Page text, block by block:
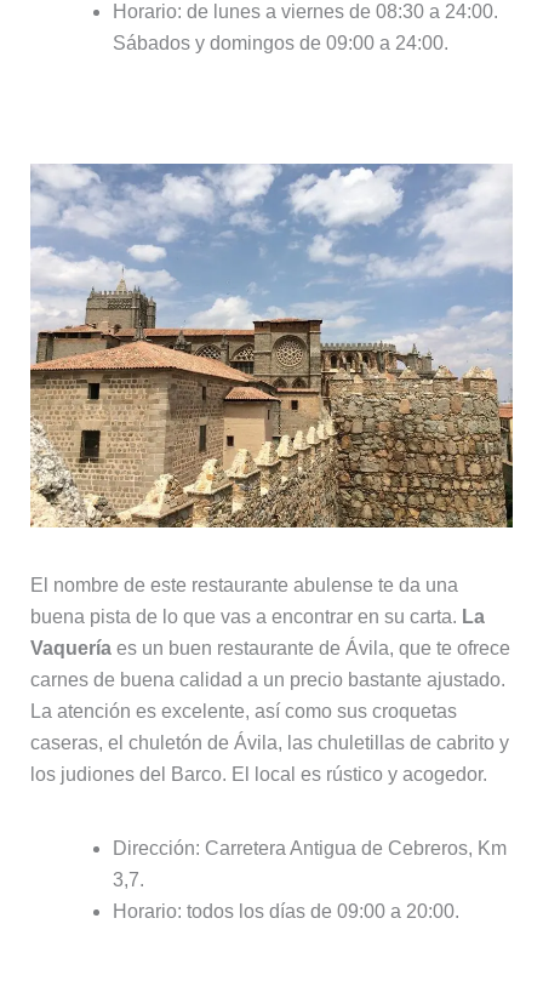
Horario: de lunes a viernes de 08:30 a 24:00.
Sábados y domingos de 09:00 a 24:00.
El nombre de este restaurante abulense te da una
buena pista de lo que vas a encontrar en su carta. La
Vaqueríaes un buen restaurante de Ávila, que te ofrece
carnes de buena calidad a un precio bastante ajustado.
La atención es excelente, así como sus croquetas
caseras, el chuletón de Ávila, las chuletillas de cabrito y
los judiones del Barco. El local es rústico y acogedor.
Dirección: Carretera Antigua de Cebreros, Km
3,7.
Horario: todos los días de 09:00 a 20:00.